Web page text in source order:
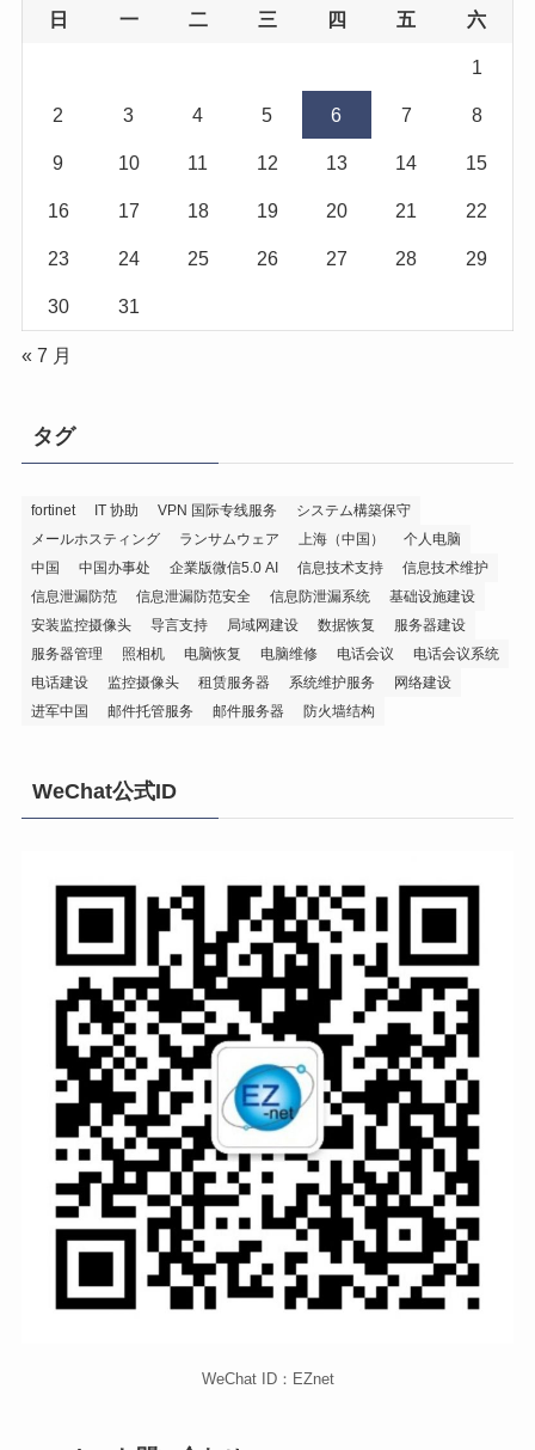
日 一 二 三 四 五 六
1
2 3 4 5 6 7 8
9 10 11 12 13 14 15
16 17 18 19 20 21 22
23 24 25 26 27 28 29
30 31
« 7 月
タグ
fortinet IT 协助 VPN 国际专线服务
システム構築保守
メールホスティング
ランサムウェア 上海（中国）
个人电脑
中国
中国办事处 企業版微信5.0 AI 信息技术支持
信息技术维护
信息泄漏防范
信息泄漏防范安全 信息防泄漏系统
基础设施建设
安装监控摄像头
导言支持 局域网建设 数据恢复
服务器建设
服务器管理
照相机 电脑恢复 电脑维修 电话会议
电话会议系统
电话建设
监控摄像头 租赁服务器 系统维护服务
网络建设
进军中国
邮件托管服务 邮件服务器 防火墙结构
WeChat公式ID
WeChat ID：EZnet